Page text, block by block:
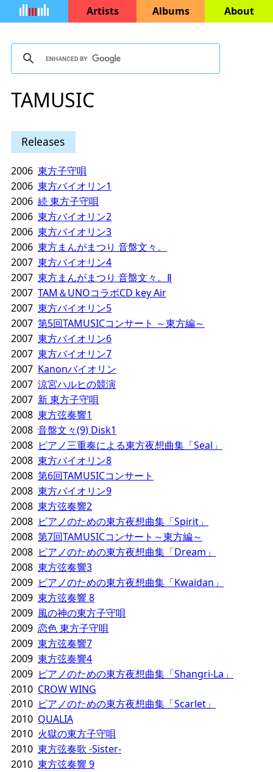
Artists Albums About
TAMUSIC
Releases
2006 東方子守唄
2006 東方バイオリン1
2006 続 東方子守唄
2006 東方バイオリン2
2006 東方バイオリン3
2006 東方まんがまつり 音盤文々。
2007 東方バイオリン4
2007 東方まんがまつり 音盤文々。Ⅱ
2007 TAM＆UNOコラボCD key Air
2007 東方バイオリン5
2007 第5回TAMUSICコンサート ～東方編～
2007 東方バイオリン6
2007 東方バイオリン7
2007 Kanonバイオリン
2007 涼宮ハルヒの競演
2007 新 東方子守唄
2008 東方弦奏響1
2008 音盤文々(9) Disk1
2008 ピアノ三重奏による東方夜想曲集「Seal」
2008 東方バイオリン8
2008 第6回TAMUSICコンサート
2008 東方バイオリン9
2008 東方弦奏響2
2008 ピアノのための東方夜想曲集「Spirit」
2008 第7回TAMUSICコンサート～東方編～
2008 ピアノのための東方夜想曲集「Dream」
2008 東方弦奏響3
2009 ピアノのための東方夜想曲集「Kwaidan」
2009 東方弦奏響 8
2009 風の神の東方子守唄
2009 恋色 東方子守唄
2009 東方弦奏響7
2009 東方弦奏響4
2009 ピアノのための東方夜想曲集「Shangri-La」
2010 CROW WING
2010 ピアノのための東方夜想曲集「Scarlet」
2010 QUALIA
2010 火獄の東方子守唄
2010 東方弦奏歌 -Sister-
2010 東方弦奏響 9